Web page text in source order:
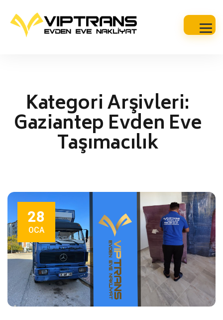
Kategori Arşivleri:
Gaziantep Evden Eve
Taşımacılık
28
OCA